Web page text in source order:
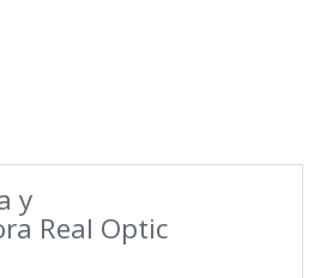
y
Real Optic